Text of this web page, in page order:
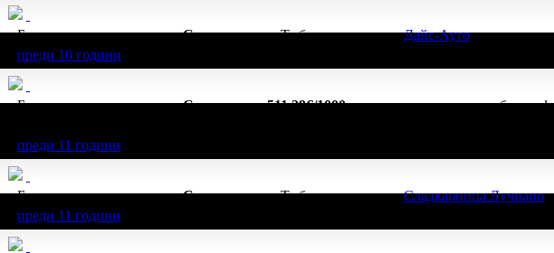
Борислав получава значкаСупер клиент. Тябеше връчена отДайс-Ауто, защото е
преди 10 години
Борислав получава значкаСпестих над 511.29€/1000лв, защото докато си грабеше
преди 11 години
Борислав получава значкаСупер клиент. Тябеше връчена отСладкарница Лучиано,
преди 11 години